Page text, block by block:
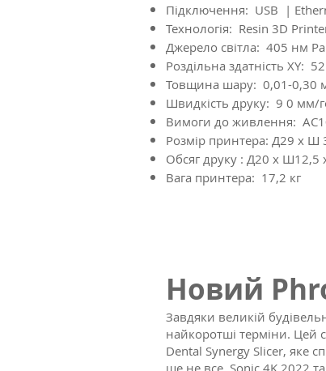
Підключення: USB |
Технологія: Resin 3D
Джерело світла: 405 нм
Роздільна здатність XY:
Товщина шару: 0,01-0,30
Швидкість друку: 9 0 мм/
Вимоги до живлення:
Розмір принтера: Д29 х Ш
Обсяг друку : Д20 х Ш12,5
Вага принтера: 17,2 кг
Новий
Завдяки великій
найкоротші терміни. Цей
Dental Synergy Slicer, яке
ще не все. Sonic 4K 2022